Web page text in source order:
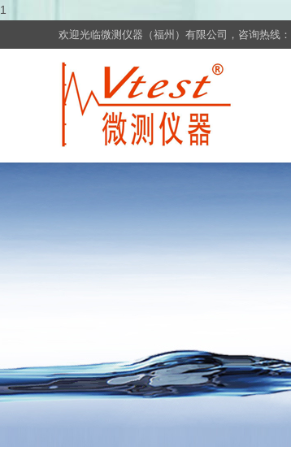
1
欢迎光临微测仪器（福州）有限公司，咨询热线